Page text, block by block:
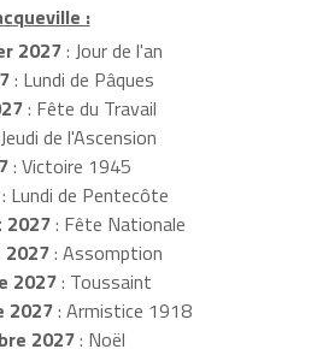
:
2027: Jour de l'an
: Lundi de Pâques
: Fête du Travail
de l'Ascension
: Victoire 1945
: Lundi de Pentecôte
2027: Fête Nationale
2027: Assomption
2027: Toussaint
2027: Armistice 1918
2027: Noël